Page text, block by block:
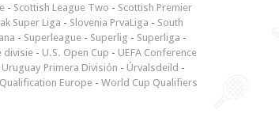
- Scottish League Two - Scottish Premier
Super Liga - Slovenia PrvaLiga - South
- Superleague - Superlig - Superliga -
divisie - U.S. Open Cup - UEFA Conference
Uruguay Primera División - Úrvalsdeild -
Europe - World Cup Qualifiers